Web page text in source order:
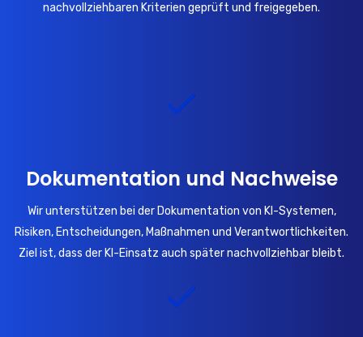
nachvollziehbaren Kriterien geprüft und freigegeben.
Dokumentation und Nachweise
Wir unterstützen bei der Dokumentation von KI-Systemen,
Risiken, Entscheidungen, Maßnahmen und Verantwortlichkeiten.
Ziel ist, dass der KI-Einsatz auch später nachvollziehbar bleibt.